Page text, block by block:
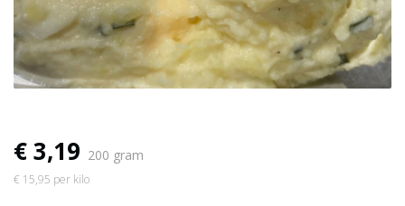
€ 3,19 200 gram
€ 15,95 per kilo